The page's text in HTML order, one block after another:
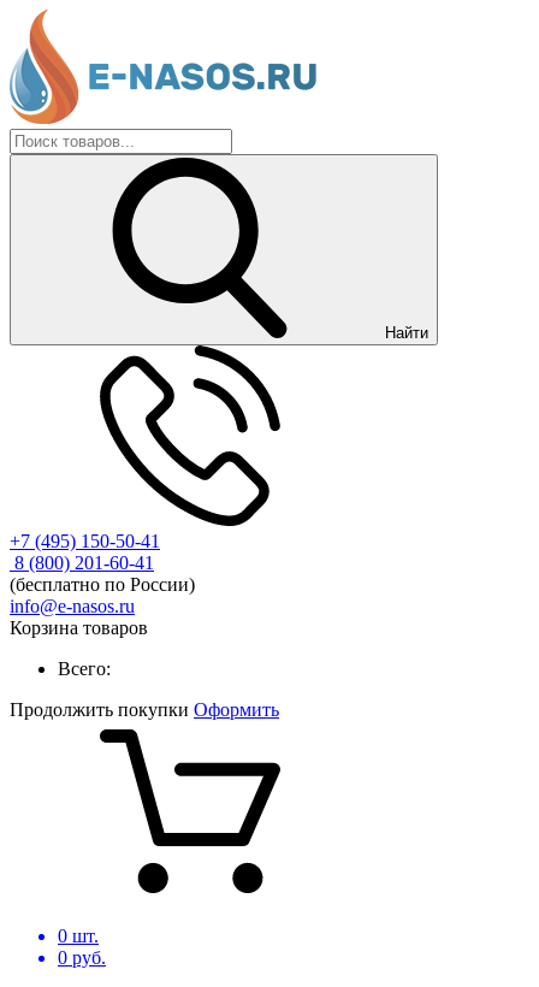
Найти
+7 (495) 150-50-41
8 (800) 201-60-41
(бесплатно по России)
info@e-nasos.ru
Корзина товаров
Всего:
Продолжить покупки Оформить
0 шт.
0 руб.